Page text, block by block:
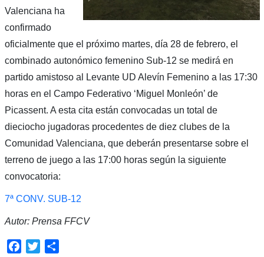
Valenciana ha
confirmado
oficialmente que el próximo martes, día 28 de febrero, el
combinado autonómico femenino Sub-12 se medirá en
partido amistoso al Levante UD Alevín Femenino a las 17:30
horas en el Campo Federativo ‘Miguel Monleón’ de
Picassent. A esta cita están convocadas un total de
dieciocho jugadoras procedentes de diez clubes de la
Comunidad Valenciana, que deberán presentarse sobre el
terreno de juego a las 17:00 horas según la siguiente
convocatoria:
7ª CONV. SUB-12
Autor: Prensa FFCV
Facebook
Twitter